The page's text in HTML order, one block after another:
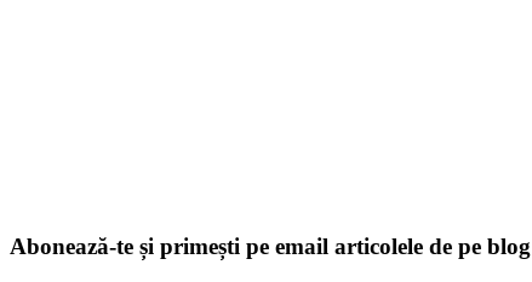
Abonează-te și primești pe email articolele de pe blog